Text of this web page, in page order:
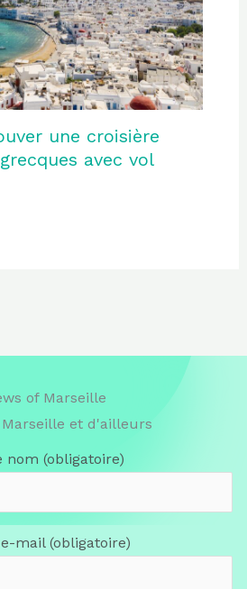
une croisière
avec vol
of Marseille
Marseille et d'ailleurs
nom (obligatoire)
mail (obligatoire)